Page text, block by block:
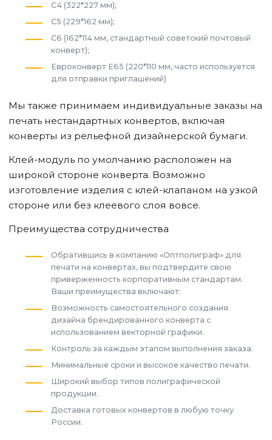
C4 (322*227 мм);
C5 (229*162 мм);
C6 (162*114 мм, стандартный советский почтовый
конверт);
Евроконверт E65 (220*110 мм, часто используется
для отправки приглашений)
Мы также принимаем индивидуальные заказы на
печать нестандартных конвертов, включая
конверты из рельефной дизайнерской бумаги.
Клей-модуль по умолчанию расположен на
широкой стороне конверта. Возможно
изготовление изделия с клей-клапаном на узкой
стороне или без клеевого слоя вовсе.
Преимущества сотрудничества
Обратившись в компанию «Оптполиграф» для
печати на конвертах, вы подтвердите свою
приверженность корпоративным стандартам.
Ваши преимущества включают:
Возможность самостоятельного создания
дизайна брендированного конверта с
использованием векторной графики.
Контроль за каждым этапом выполнения заказа.
Минимальные сроки и высокое качество печати.
Широкий выбор типов полиграфической
продукции.
Доставка готовых конвертов в любую точку
России.